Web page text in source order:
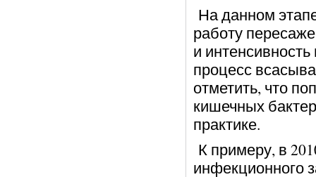
На данном
работу
и
процесс
отметить, что
кишечных
практике.
К примеру, в
инфекционного